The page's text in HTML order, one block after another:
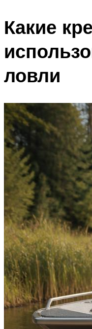
Какие
ловли